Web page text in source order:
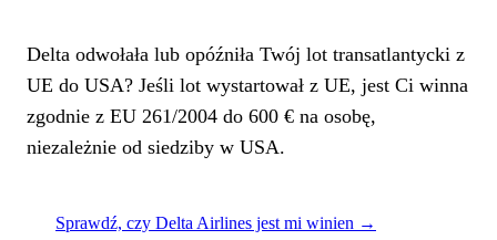
Delta odwołała lub opóźniła Twój lot transatlantycki z
UE do USA? Jeśli lot wystartował z UE, jest Ci winna
zgodnie z EU 261/2004 do 600 € na osobę,
niezależnie od siedziby w USA.
Sprawdź, czy Delta Airlines jest mi winien →